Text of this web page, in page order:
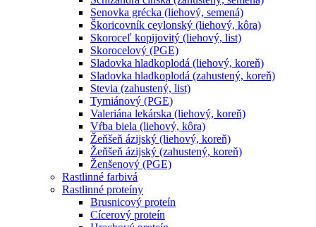
Senovka grécka (liehový, semená)
Škoricovník ceylonský (liehový, kôra)
Skoroceľ kopijovitý (liehový, list)
Skorocelový (PGE)
Sladovka hladkoplodá (liehový, koreň)
Sladovka hladkoplodá (zahustený, koreň)
Stevia (zahustený, list)
Tymiánový (PGE)
Valeriána lekárska (liehový, koreň)
Vŕba biela (liehový, kôra)
Žeňšeň ázijský (liehový, koreň)
Žeňšeň ázijský (zahustený, koreň)
Ženšenový (PGE)
Rastlinné farbivá
Rastlinné proteíny
Brusnicový proteín
Cícerový proteín